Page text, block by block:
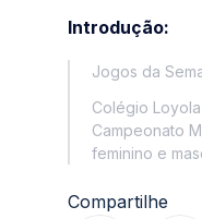
Introdução:
Jogos da
Colégio
Campeonato
feminino e
Compartilhe